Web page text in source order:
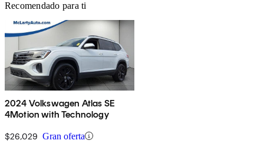
Recomendado para ti
2024 Volkswagen Atlas SE
4Motion with Technology
$26,029 Gran oferta